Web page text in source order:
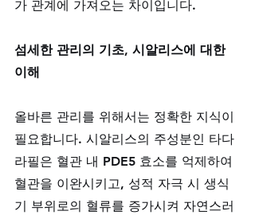
가 관계에 가져오는 차이입니다.
섬세한 관리의 기초, 시알리스에 대한
이해
올바른 관리를 위해서는 정확한 지식이
필요합니다. 시알리스의 주성분인 타다
라필은 혈관 내 PDE5 효소를 억제하여
혈관을 이완시키고, 성적 자극 시 생식
기 부위로의 혈류를 증가시켜 자연스러